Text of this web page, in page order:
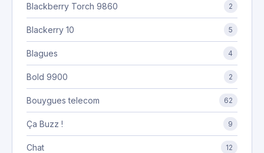
Blackberry Torch 9860 2
Blackerry 10 5
Blagues 4
Bold 9900 2
Bouygues telecom 62
Ça Buzz ! 9
Chat 12